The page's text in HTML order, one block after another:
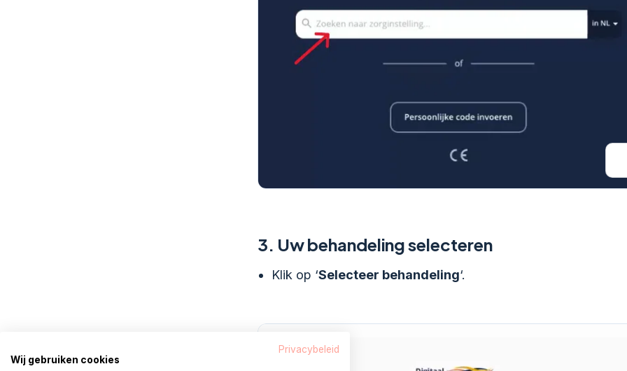
3. Uw behandeling selecteren
Klik op ‘Selecteer behandeling‘.
Privacybeleid
Wij gebruiken cookies